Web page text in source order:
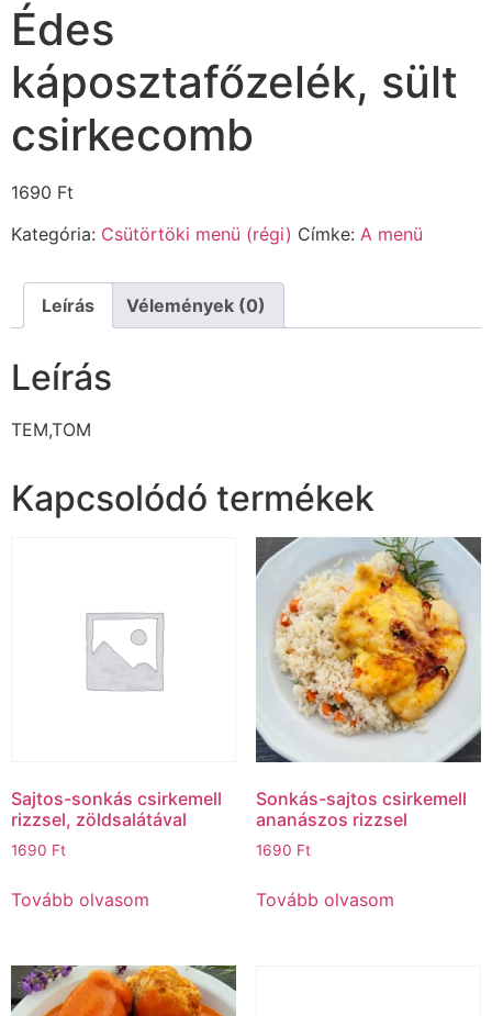
Édes
káposztafőzelék, sült
csirkecomb
1690 Ft
Kategória: Csütörtöki menü (régi) Címke: A menü
Leírás Vélemények (0)
Leírás
TEM,TOM
Kapcsolódó termékek
Sajtos-sonkás csirkemell
rizzsel, zöldsalátával
1690 Ft
Tovább olvasom
Sonkás-sajtos csirkemell
ananászos rizzsel
1690 Ft
Tovább olvasom